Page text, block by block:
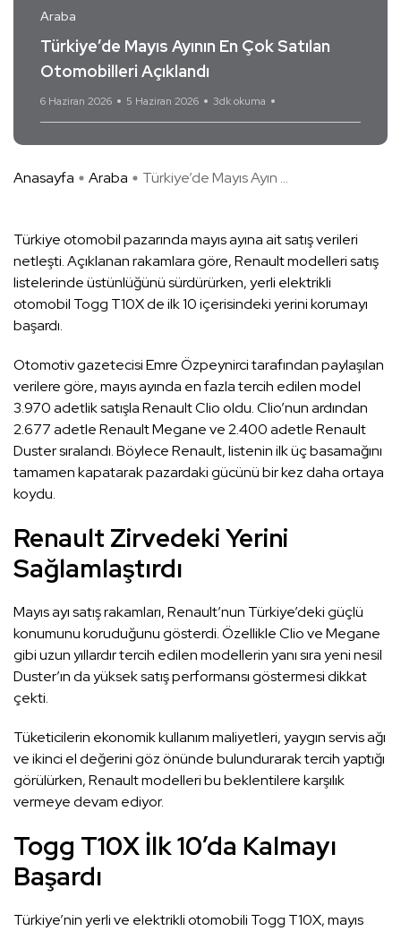
Araba
Türkiye’de Mayıs Ayının En Çok Satılan
Otomobilleri Açıklandı
6 Haziran 2026 5 Haziran 2026 3dk okuma
Anasayfa Araba Türkiye’de Mayıs Ayın ...
Türkiye otomobil pazarında mayıs ayına ait satış verileri
netleşti. Açıklanan rakamlara göre, Renault modelleri satış
listelerinde üstünlüğünü sürdürürken, yerli elektrikli
otomobil Togg T10X de ilk 10 içerisindeki yerini korumayı
başardı.
Otomotiv gazetecisi Emre Özpeynirci tarafından paylaşılan
verilere göre, mayıs ayında en fazla tercih edilen model
3.970 adetlik satışla Renault Clio oldu. Clio’nun ardından
2.677 adetle Renault Megane ve 2.400 adetle Renault
Duster sıralandı. Böylece Renault, listenin ilk üç basamağını
tamamen kapatarak pazardaki gücünü bir kez daha ortaya
koydu.
Renault Zirvedeki Yerini
Sağlamlaştırdı
Mayıs ayı satış rakamları, Renault’nun Türkiye’deki güçlü
konumunu koruduğunu gösterdi. Özellikle Clio ve Megane
gibi uzun yıllardır tercih edilen modellerin yanı sıra yeni nesil
Duster’ın da yüksek satış performansı göstermesi dikkat
çekti.
Tüketicilerin ekonomik kullanım maliyetleri, yaygın servis ağı
ve ikinci el değerini göz önünde bulundurarak tercih yaptığı
görülürken, Renault modelleri bu beklentilere karşılık
vermeye devam ediyor.
Togg T10X İlk 10’da Kalmayı
Başardı
Türkiye’nin yerli ve elektrikli otomobili Togg T10X, mayıs